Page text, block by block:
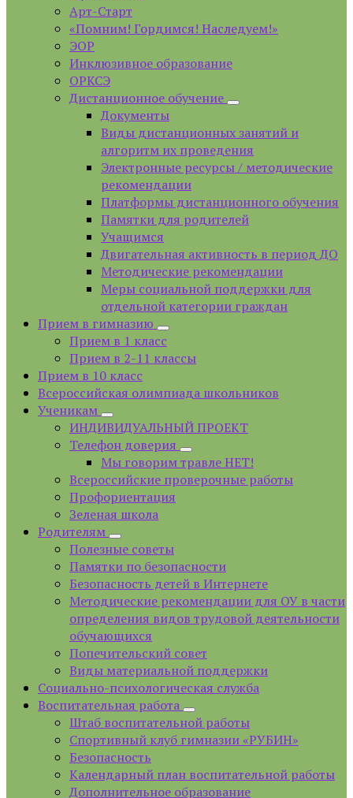
Арт-Старт
«Помним! Гордимся! Наследуем!»
ЭОР
Инклюзивное образование
ОРКСЭ
Дистанционное обучение
Документы
Виды дистанционных занятий и
алгоритм их проведения
Электронные ресурсы / методические
рекомендации
Платформы дистанционного обучения
Памятки для родителей
Учащимся
Двигательная активность в период ДО
Методические рекомендации
Меры социальной поддержки для
отдельной категории граждан
Прием в гимназию
Прием в 1 класс
Прием в 2-11 классы
Прием в 10 класс
Всероссийская олимпиада школьников
Ученикам
ИНДИВИДУАЛЬНЫЙ ПРОЕКТ
Телефон доверия
Мы говорим травле НЕТ!
Всероссийские проверочные работы
Профориентация
Зеленая школа
Родителям
Полезные советы
Памятки по безопасности
Безопасность детей в Интернете
Методические рекомендации для ОУ в части
определения видов трудовой деятельности
обучающихся
Попечительский совет
Виды материальной поддержки
Социально-психологическая служба
Воспитательная работа
Штаб воспитательной работы
Спортивный клуб гимназии «РУБИН»
Безопасность
Календарный план воспитательной работы
Дополнительное образование